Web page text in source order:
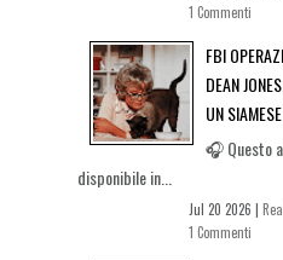
1 Commenti
FBI
DEAN
UN
🎧 Questo
disponibile in...
Jul 20 2026 |
1 Commenti